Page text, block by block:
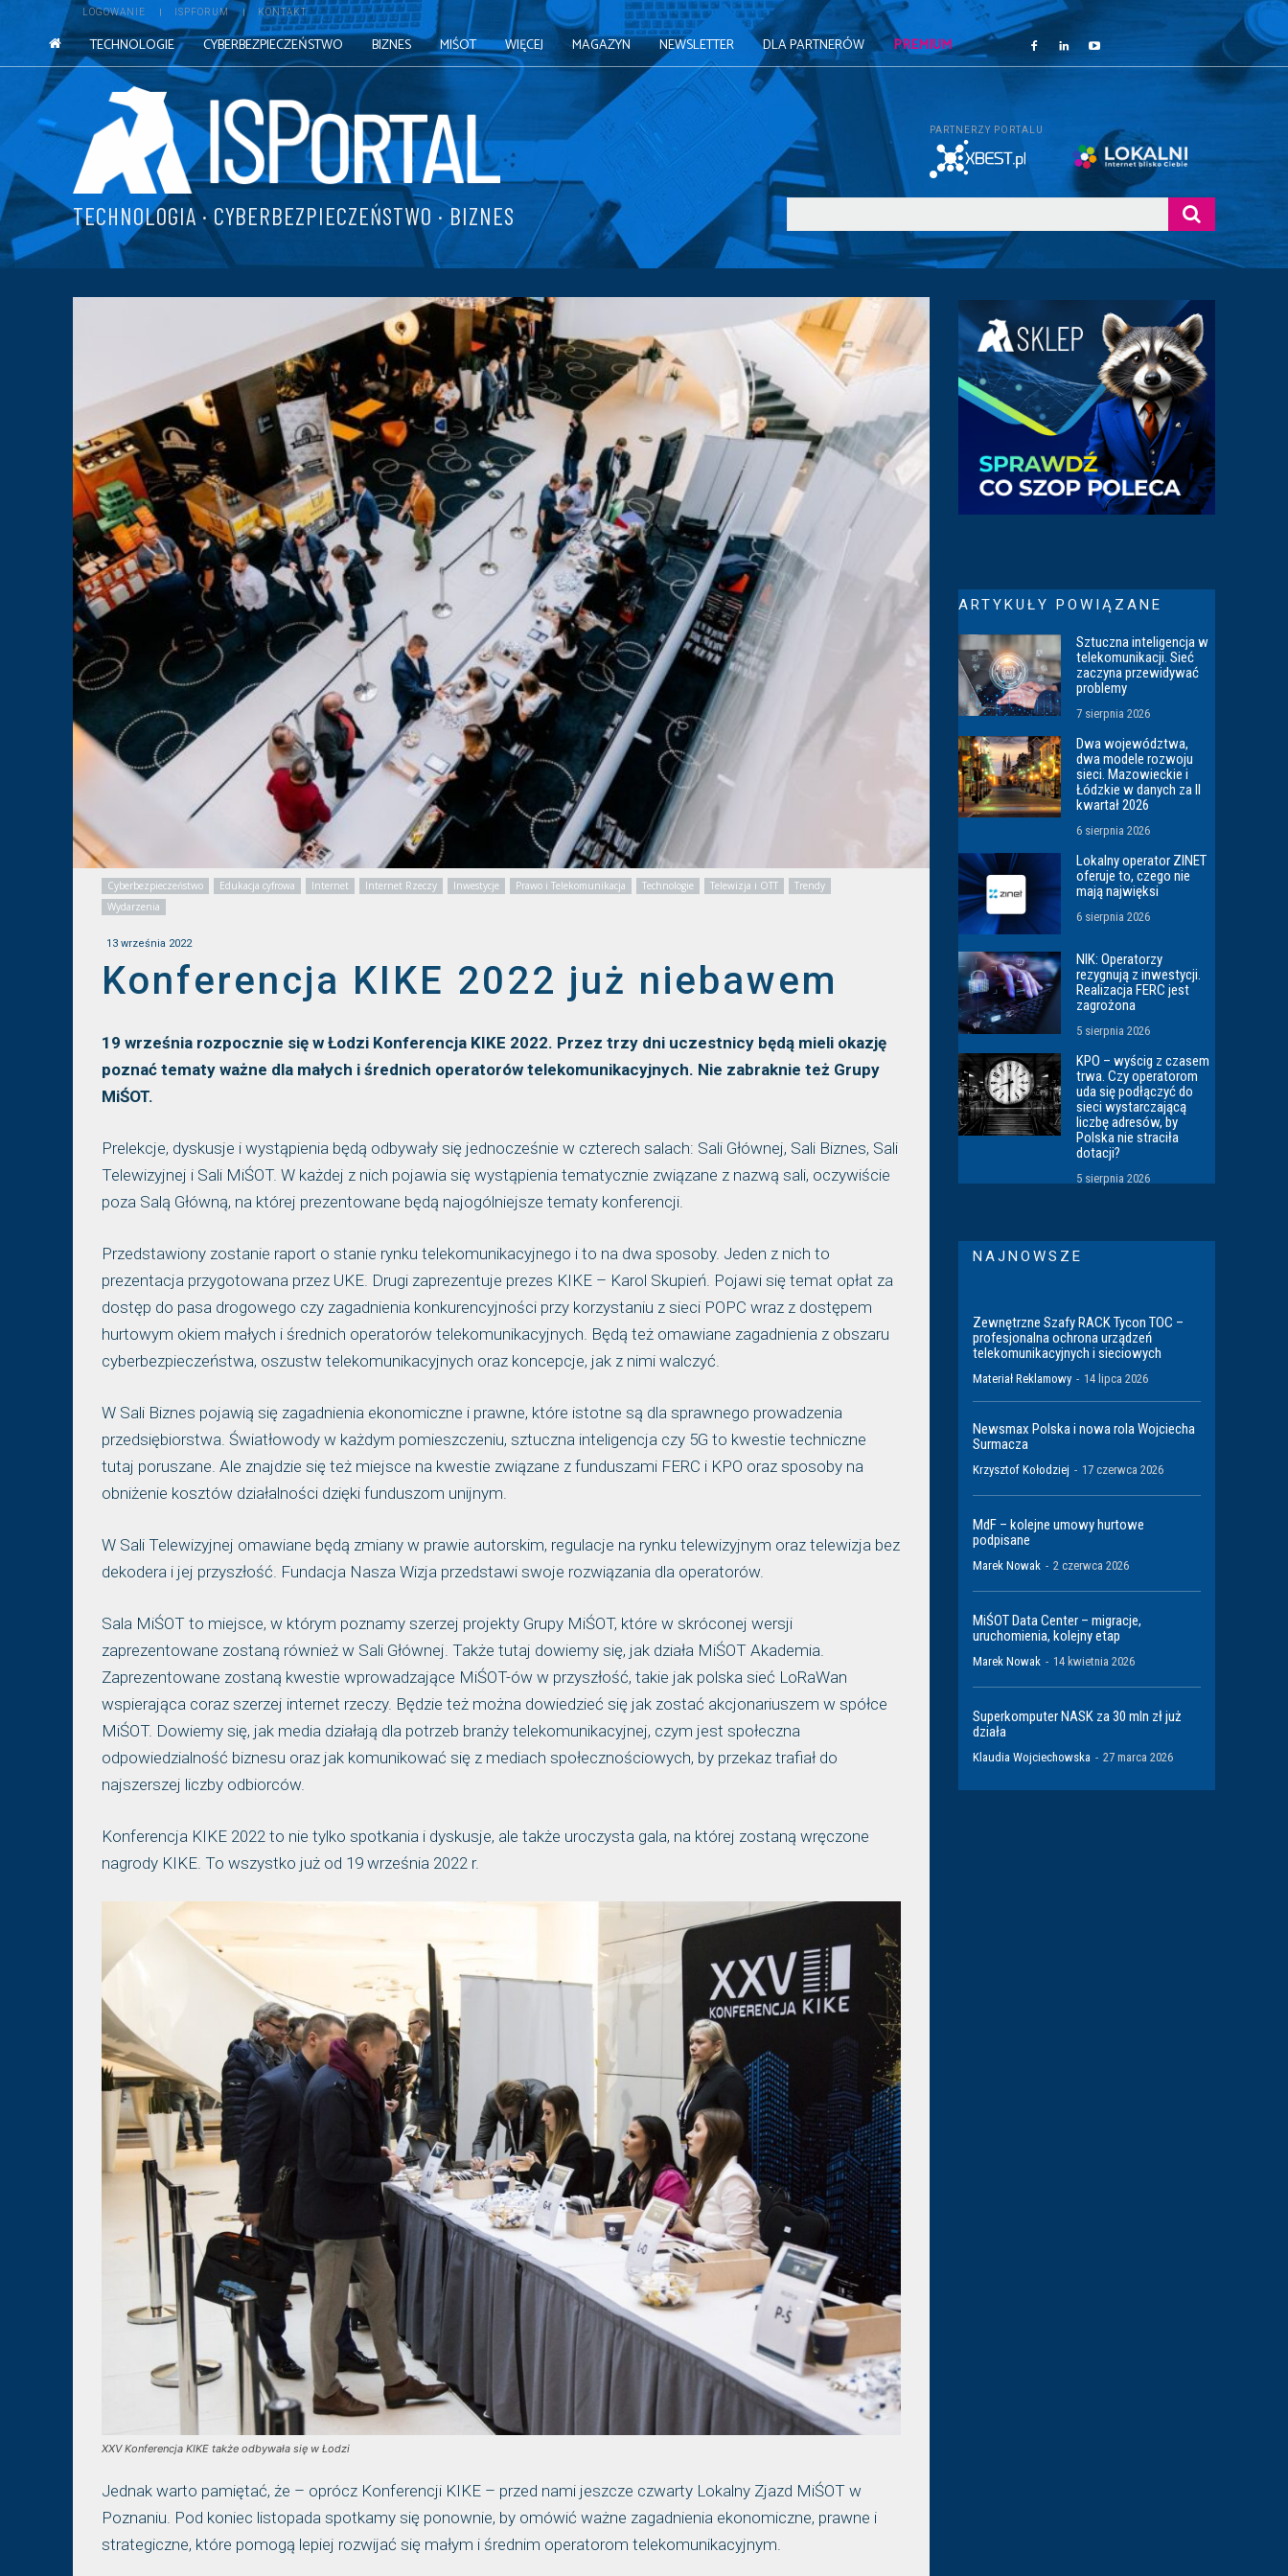
LOGOWANIE ISPFORUM KONTAKT
TECHNOLOGIE CYBERBEZPIECZEŃSTWO BIZNES MIŚOT WIĘCEJ MAGAZYN NEWSLETTER DLA PARTNERÓW PREMIUM
TECHNOLOGIA · CYBERBEZPIECZEŃSTWO · BIZNES
PARTNERZY PORTALU
Cyberbezpieczeństwo Edukacja cyfrowa Internet Internet Rzeczy Inwestycje Prawo i Telekomunikacja Technologie Telewizja i OTT
Trendy
Wydarzenia
13 września 2022
Konferencja KIKE 2022 już niebawem
19 września rozpocznie się w Łodzi Konferencja KIKE 2022. Przez trzy dni uczestnicy będą mieli okazję
poznać tematy ważne dla małych i średnich operatorów telekomunikacyjnych. Nie zabraknie też Grupy
MiŚOT.
Prelekcje, dyskusje i wystąpienia będą odbywały się jednocześnie w czterech salach: Sali Głównej, Sali Biznes, Sali
Telewizyjnej i Sali MiŚOT. W każdej z nich pojawia się wystąpienia tematycznie związane z nazwą sali, oczywiście
poza Salą Główną, na której prezentowane będą najogólniejsze tematy konferencji.
Przedstawiony zostanie raport o stanie rynku telekomunikacyjnego i to na dwa sposoby. Jeden z nich to
prezentacja przygotowana przez UKE. Drugi zaprezentuje prezes KIKE – Karol Skupień. Pojawi się temat opłat za
dostęp do pasa drogowego czy zagadnienia konkurencyjności przy korzystaniu z sieci POPC wraz z dostępem
hurtowym okiem małych i średnich operatorów telekomunikacyjnych. Będą też omawiane zagadnienia z obszaru
cyberbezpieczeństwa, oszustw telekomunikacyjnych oraz koncepcje, jak z nimi walczyć.
W Sali Biznes pojawią się zagadnienia ekonomiczne i prawne, które istotne są dla sprawnego prowadzenia
przedsiębiorstwa. Światłowody w każdym pomieszczeniu, sztuczna inteligencja czy 5G to kwestie techniczne
tutaj poruszane. Ale znajdzie się też miejsce na kwestie związane z funduszami FERC i KPO oraz sposoby na
obniżenie kosztów działalności dzięki funduszom unijnym.
W Sali Telewizyjnej omawiane będą zmiany w prawie autorskim, regulacje na rynku telewizyjnym oraz telewizja bez
dekodera i jej przyszłość. Fundacja Nasza Wizja przedstawi swoje rozwiązania dla operatorów.
Sala MiŚOT to miejsce, w którym poznamy szerzej projekty Grupy MiŚOT, które w skróconej wersji
zaprezentowane zostaną również w Sali Głównej. Także tutaj dowiemy się, jak działa MiŚOT Akademia.
Zaprezentowane zostaną kwestie wprowadzające MiŚOT-ów w przyszłość, takie jak polska sieć LoRaWan
wspierająca coraz szerzej internet rzeczy. Będzie też można dowiedzieć się jak zostać akcjonariuszem w spółce
MiŚOT. Dowiemy się, jak media działają dla potrzeb branży telekomunikacyjnej, czym jest społeczna
odpowiedzialność biznesu oraz jak komunikować się z mediach społecznościowych, by przekaz trafiał do
najszerszej liczby odbiorców.
Konferencja KIKE 2022 to nie tylko spotkania i dyskusje, ale także uroczysta gala, na której zostaną wręczone
nagrody KIKE. To wszystko już od 19 września 2022 r.
XXV Konferencja KIKE także odbywała się w Łodzi
Jednak warto pamiętać, że – oprócz Konferencji KIKE – przed nami jeszcze czwarty Lokalny Zjazd MiŚOT w
Poznaniu. Pod koniec listopada spotkamy się ponownie, by omówić ważne zagadnienia ekonomiczne, prawne i
strategiczne, które pomogą lepiej rozwijać się małym i średnim operatorom telekomunikacyjnym.
ARTYKUŁY POWIĄZANE
Sztuczna inteligencja w
telekomunikacji. Sieć
zaczyna przewidywać
problemy
7 sierpnia 2026
Dwa województwa,
dwa modele rozwoju
sieci. Mazowieckie i
Łódzkie w danych za II
kwartał 2026
6 sierpnia 2026
Lokalny operator ZINET
oferuje to, czego nie
mają najwięksi
6 sierpnia 2026
NIK: Operatorzy
rezygnują z inwestycji.
Realizacja FERC jest
zagrożona
5 sierpnia 2026
KPO – wyścig z czasem
trwa. Czy operatorom
uda się podłączyć do
sieci wystarczającą
liczbę adresów, by
Polska nie straciła
dotacji?
5 sierpnia 2026
NAJNOWSZE
Zewnętrzne Szafy RACK Tycon TOC –
profesjonalna ochrona urządzeń
telekomunikacyjnych i sieciowych
Materiał Reklamowy - 14 lipca 2026
Newsmax Polska i nowa rola Wojciecha
Surmacza
Krzysztof Kołodziej - 17 czerwca 2026
MdF – kolejne umowy hurtowe
podpisane
Marek Nowak - 2 czerwca 2026
MiŚOT Data Center – migracje,
uruchomienia, kolejny etap
Marek Nowak - 14 kwietnia 2026
Superkomputer NASK za 30 mln zł już
działa
Klaudia Wojciechowska - 27 marca 2026